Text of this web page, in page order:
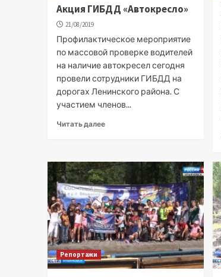
Акция ГИБДД «Автокресло»
21/08/2019
Профилактическое мероприятие
по массовой проверке водителей
на наличие автокресел сегодня
провели сотрудники ГИБДД на
дорогах Ленинского района. С
участием членов...
Читать далее
Репортажи